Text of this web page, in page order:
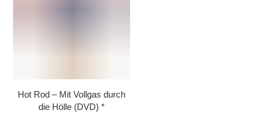
Hot Rod – Mit Vollgas durch
die Hölle (DVD)